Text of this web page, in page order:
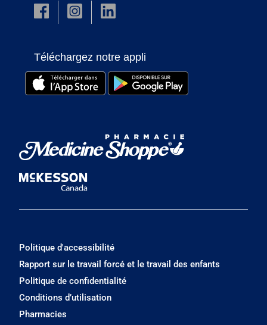
Téléchargez notre appli
Politique d'accessibilité
Rapport sur le travail forcé et le travail des enfants
Politique de confidentialité
Conditions d’utilisation
Pharmacies